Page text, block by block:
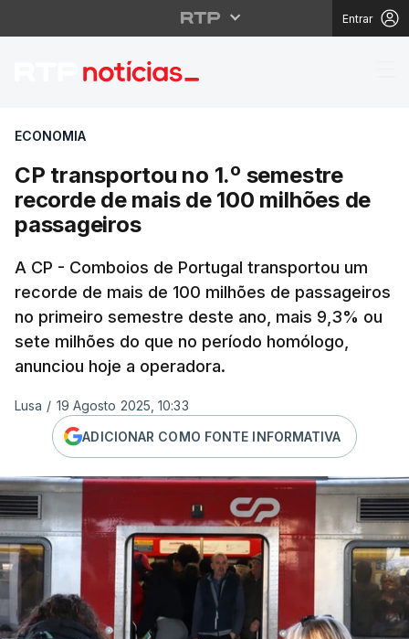
Entrar
CP transportou no
ECONOMIA
CP transportou no 1.º semestre
recorde de mais de 100 milhões de
passageiros
A CP - Comboios de Portugal transportou um
recorde de mais de 100 milhões de passageiros
no primeiro semestre deste ano, mais 9,3% ou
sete milhões do que no período homólogo,
anunciou hoje a operadora.
Lusa / 19 Agosto 2025, 10:33
ADICIONAR COMO FONTE INFORMATIVA